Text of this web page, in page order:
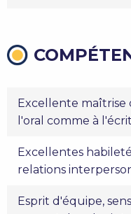
Excellente maîtrise
l'oral comme à
Excellentes
relations
Esprit d'équipe,